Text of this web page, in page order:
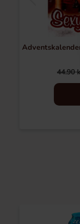
44.90